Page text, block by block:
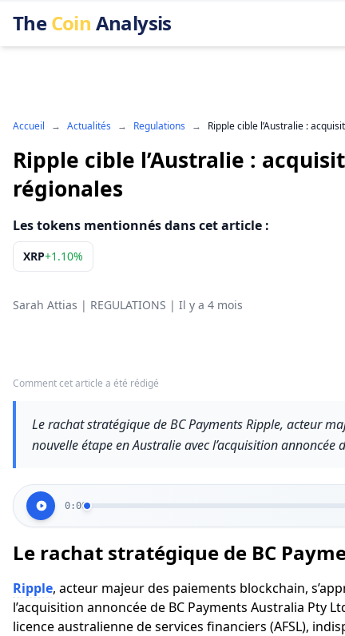
TheCoin Analysis
Accueil → Actualités → Regulations → Ripple cible l’Australie :
Ripple cible l’Australie :
régionales
Les tokens mentionnés dans cet article :
XRP+1.10%
Sarah Attias | REGULATIONS | Il y a 4 mois
Comment cet article a été rédigé
Le rachat stratégique de BC Payments Ripple, acteur
nouvelle étape en Australie avec l’acquisition annoncée
0:00
Le rachat stratégique de BC
Ripple, acteur majeur des paiements blockchain,
l’acquisition annoncée de BC Payments Australia Pty
licence australienne de services financiers (AFSL),